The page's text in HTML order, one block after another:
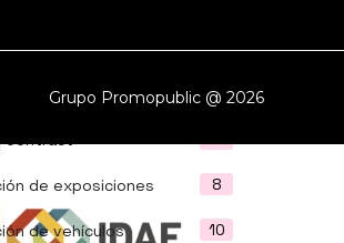
28
sin obras 4
Contract
de exposiciones 8
de vehículos 10
Grupo Promopublic @ 2026